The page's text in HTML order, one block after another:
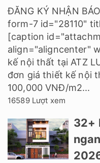
ĐĂNG KÝ NHẬN
form-7 id="28110"
[caption
align="aligncenter"
kế nội thất tại ATZ
đơn giá thiết kế nội
100,000 VNĐ/m2...
16589 Lượt xem
32+